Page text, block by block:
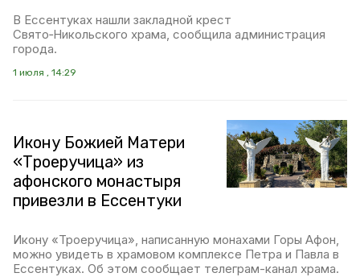
В Ессентуках нашли закладной крест
Свято‑Никольского храма, сообщила администрация
города.
1 июля , 14:29
Икону Божией Матери
«Троеручица» из
афонского монастыря
привезли в Ессентуки
Икону «Троеручица», написанную монахами Горы Афон,
можно увидеть в храмовом комплексе Петра и Павла в
Ессентуках. Об этом сообщает телеграм-канал храма.